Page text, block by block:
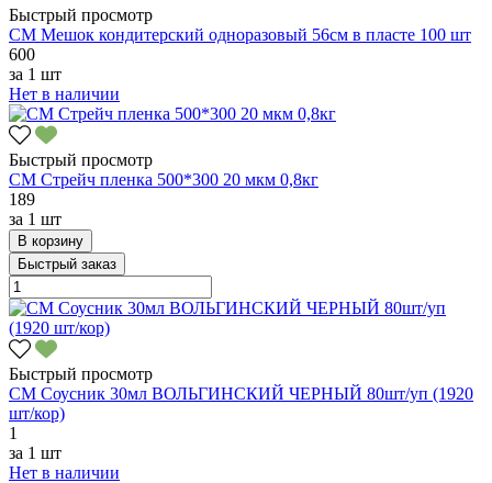
Быстрый просмотр
СМ Мешок кондитерский одноразовый 56см в пласте 100 шт
600
за 1 шт
Нет в наличии
Быстрый просмотр
СМ Стрейч пленка 500*300 20 мкм 0,8кг
189
за 1 шт
В корзину
Быстрый заказ
Быстрый просмотр
СМ Соусник 30мл ВОЛЬГИНСКИЙ ЧЕРНЫЙ 80шт/уп (1920
шт/кор)
1
за 1 шт
Нет в наличии